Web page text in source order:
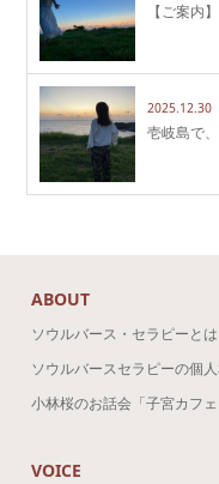
【ご案内
2025.12.30
壱岐島で
ABOUT
ソウルバース・セラピーとは
ソウルバースセラピーの個
小林桜のお話会「子宮カフ
VOICE